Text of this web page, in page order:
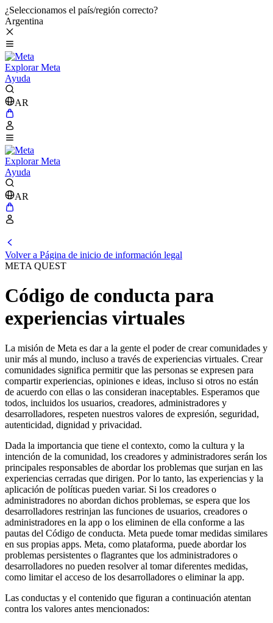
¿Seleccionamos el país/región correcto?
Argentina
Explorar Meta
Ayuda
AR
Explorar Meta
Ayuda
AR
Volver a Página de inicio de información legal
META QUEST
Código de conducta para
experiencias virtuales
La misión de Meta es dar a la gente el poder de crear comunidades y
unir más al mundo, incluso a través de experiencias virtuales. Crear
comunidades significa permitir que las personas se expresen para
compartir experiencias, opiniones e ideas, incluso si otros no están
de acuerdo con ellas o las consideran inaceptables. Esperamos que
todos, incluidos los usuarios, creadores, administradores y
desarrolladores, respeten nuestros valores de expresión, seguridad,
autenticidad, dignidad y privacidad.
Dada la importancia que tiene el contexto, como la cultura y la
intención de la comunidad, los creadores y administradores serán los
principales responsables de abordar los problemas que surjan en las
experiencias cerradas que dirigen. Por lo tanto, las experiencias y la
aplicación de políticas pueden variar. Si los creadores o
administradores no abordan dichos problemas, se espera que los
desarrolladores restrinjan las funciones de usuarios, creadores o
administradores en la app o los eliminen de ella conforme a las
pautas del Código de conducta. Meta puede tomar medidas similares
en sus propias apps. Meta, como plataforma, puede abordar los
problemas persistentes o flagrantes que los administradores o
desarrolladores no pueden resolver al tomar diferentes medidas,
como limitar el acceso de los desarrolladores o eliminar la app.
Las conductas y el contenido que figuran a continuación atentan
contra los valores antes mencionados: